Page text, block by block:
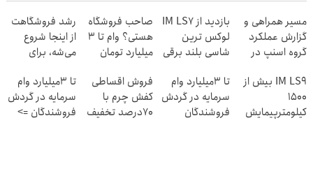
مسیر همراهی و
گزارش عملکرد
گروه اسنپ در
بازدید از IM LS7
لوکس ترین
شاسی بلند برقی
انقلاب
صاحب فروشگاه
هستی؟ وام تا ۳
میلیارد تومان
رشد فروشگاهت
از اینجا شروع
می‌شه، برای
آماده‌ای؟
IM LS9 بیش از
1500
کیلومترپیمایش
تا 3میلیارد وام
سرمایه در گردش
فروشندگان
فروش اقساطی
کفش چرم با
70درصد تخفیف
تا 3میلیارد وام
سرمایه در گردش
فروشندگان =>